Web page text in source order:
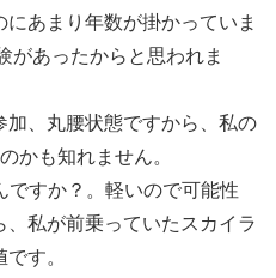
あまり年数が掛かっていま
があったからと思われま
、丸腰状態ですから、私の
かも知れません。
すか？。軽いので可能性
私が前乗っていたスカイラ
す。